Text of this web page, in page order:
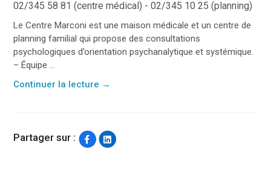
02/345 58 81 (centre médical) - 02/345 10 25 (planning)
Le Centre Marconi est une maison médicale et un centre de
planning familial qui propose des consultations
psychologiques d’orientation psychanalytique et systémique.
– Équipe ...
Continuer la lecture →
Partager sur :